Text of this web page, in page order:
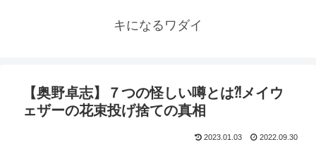
キになるワダイ
【奥野卓志】７つの怪しい噂とは⁈メイウ
ェザーの花束投げ捨ての真相
2023.01.03 2022.09.30